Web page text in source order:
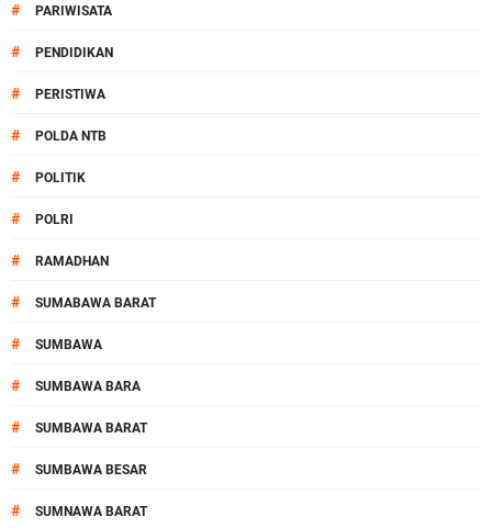
# PARIWISATA
# PENDIDIKAN
# PERISTIWA
# POLDA NTB
# POLITIK
# POLRI
# RAMADHAN
# SUMABAWA BARAT
# SUMBAWA
# SUMBAWA BARA
# SUMBAWA BARAT
# SUMBAWA BESAR
# SUMNAWA BARAT